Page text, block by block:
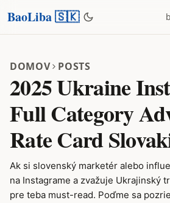
BaoLiba 🇸🇰
DOMOV POSTS
2025 Ukraine
Full Category
Rate Card
Ak si slovenský marketér alebo
na Instagrame a zvažuje Ukrajinský
pre teba must-read. Poďme sa